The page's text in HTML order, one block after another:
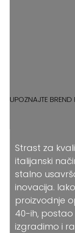
UPOZNAJTE BREND
Strast za
italijanski
stalno
inovacija.
proizvodnje
40-ih,
izgradimo i